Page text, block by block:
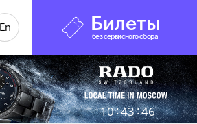
En Билеты
без сервисного сбора
10:43:47